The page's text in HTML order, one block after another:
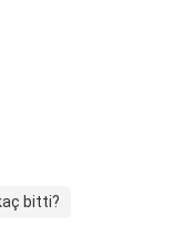
bitti?